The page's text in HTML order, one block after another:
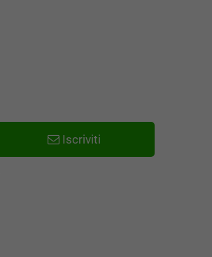
Iscriviti